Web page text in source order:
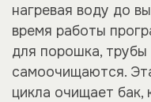
нагревая воду до
время работы
для порошка, трубы
самоочищаются.
цикла очищает бак,